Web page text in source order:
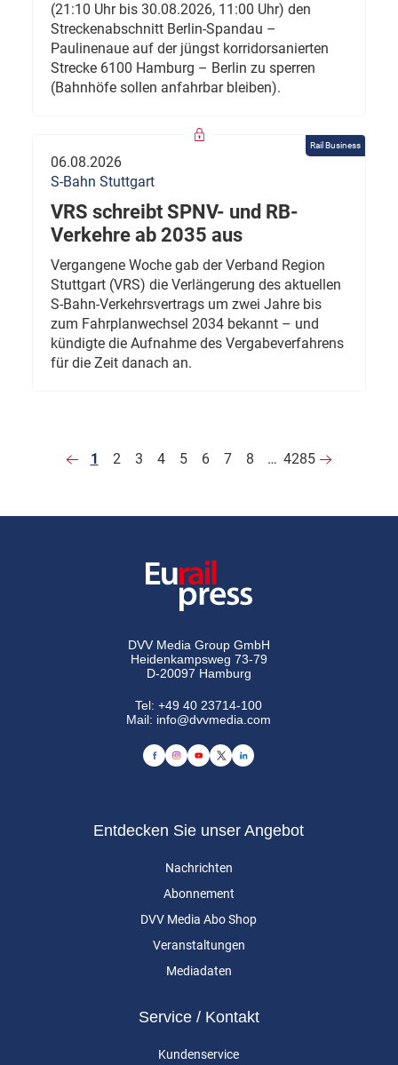
(21:10 Uhr bis 30.08.2026, 11:00 Uhr) den
Streckenabschnitt Berlin-Spandau –
Paulinenaue auf der jüngst korridorsanierten
Strecke 6100 Hamburg – Berlin zu sperren
(Bahnhöfe sollen anfahrbar bleiben).
Rail Business
06.08.2026
S-Bahn Stuttgart
VRS schreibt SPNV- und RB-
Verkehre ab 2035 aus
Vergangene Woche gab der Verband Region
Stuttgart (VRS) die Verlängerung des aktuellen
S-Bahn-Verkehrsvertrags um zwei Jahre bis
zum Fahrplanwechsel 2034 bekannt – und
kündigte die Aufnahme des Vergabeverfahrens
für die Zeit danach an.
1 2 3 4 5 6 7 8 … 4285
DVV Media Group GmbH
Heidenkampsweg 73-79
D-20097 Hamburg
Tel:+49 40 23714-100
Mail: info@dvvmedia.com
Entdecken Sie unser Angebot
Nachrichten
Abonnement
DVV Media Abo Shop
Veranstaltungen
Mediadaten
Service / Kontakt
Kundenservice